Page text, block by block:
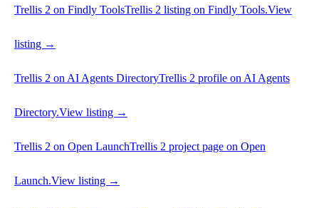
Trellis 2 on Findly ToolsTrellis 2 listing on Findly Tools.View
listing →
Trellis 2 on AI Agents DirectoryTrellis 2 profile on AI Agents
Directory.View listing →
Trellis 2 on Open LaunchTrellis 2 project page on Open
Launch.View listing →